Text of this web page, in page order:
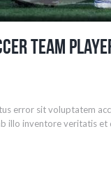
Team
error sit voluptatem
illo inventore veritatis